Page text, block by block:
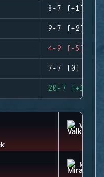
8-7 (+1)
9-7 (+2)
4-9 (-5)
7-7 (0)
20-7 (+13)
MIRA